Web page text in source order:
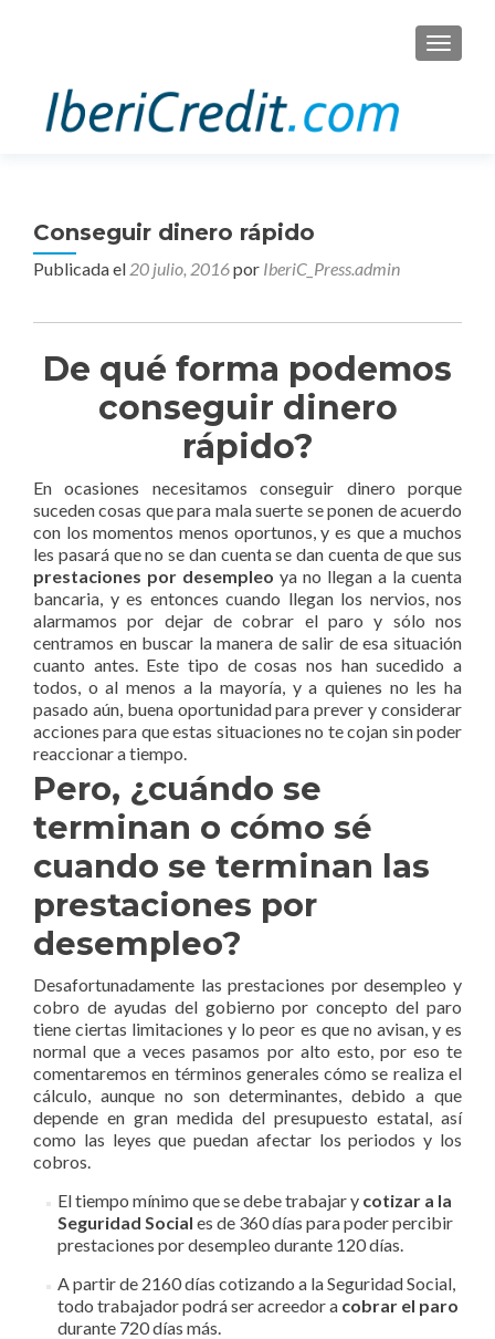
Conseguir dinero rápido
Publicada el 20 julio, 2016por IberiC_Press.admin
De qué forma podemos
conseguir dinero
rápido?
En ocasiones necesitamos conseguir dinero porque
suceden cosas que para mala suerte se ponen de acuerdo
con los momentos menos oportunos, y es que a muchos
les pasará que no se dan cuenta se dan cuenta de que sus
prestaciones por desempleo ya no llegan a la cuenta
bancaria, y es entonces cuando llegan los nervios, nos
alarmamos por dejar de cobrar el paro y sólo nos
centramos en buscar la manera de salir de esa situación
cuanto antes. Este tipo de cosas nos han sucedido a
todos, o al menos a la mayoría, y a quienes no les ha
pasado aún, buena oportunidad para prever y considerar
acciones para que estas situaciones no te cojan sin poder
reaccionar a tiempo.
Pero, ¿cuándo se
terminan o cómo sé
cuando se terminan las
prestaciones por
desempleo?
Desafortunadamente las prestaciones por desempleo y
cobro de ayudas del gobierno por concepto del paro
tiene ciertas limitaciones y lo peor es que no avisan, y es
normal que a veces pasamos por alto esto, por eso te
comentaremos en términos generales cómo se realiza el
cálculo, aunque no son determinantes, debido a que
depende en gran medida del presupuesto estatal, así
como las leyes que puedan afectar los periodos y los
cobros.
El tiempo mínimo que se debe trabajar y cotizar a la
Seguridad Social es de 360 días para poder percibir
prestaciones por desempleo durante 120 días.
A partir de 2160 días cotizando a la Seguridad Social,
todo trabajador podrá ser acreedor a cobrar el paro
durante 720 días más.